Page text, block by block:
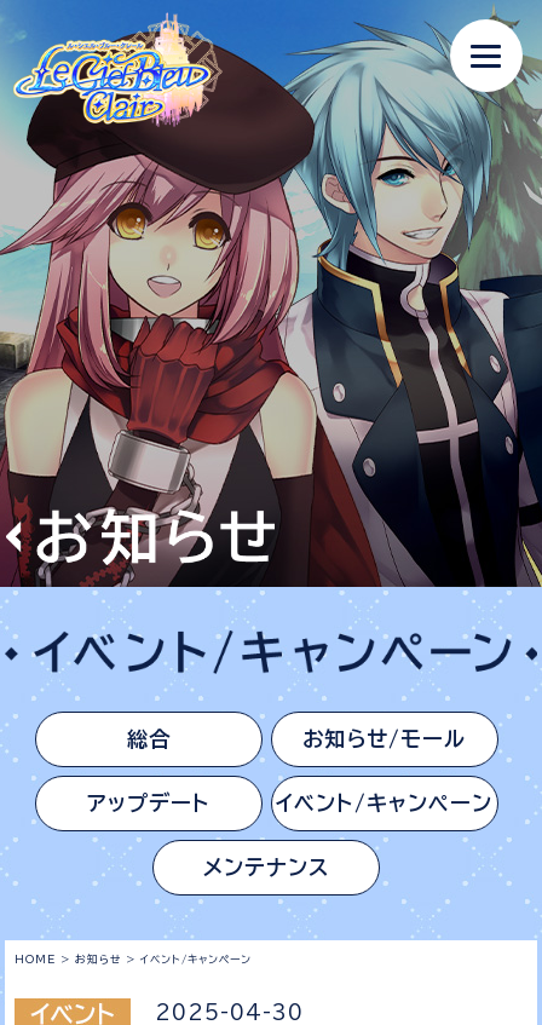
総合 お知らせ/モール
アップデート イベント/キャンペーン
メンテナンス
HOME > お知らせ > イベント/キャンペーン
2025-04-30